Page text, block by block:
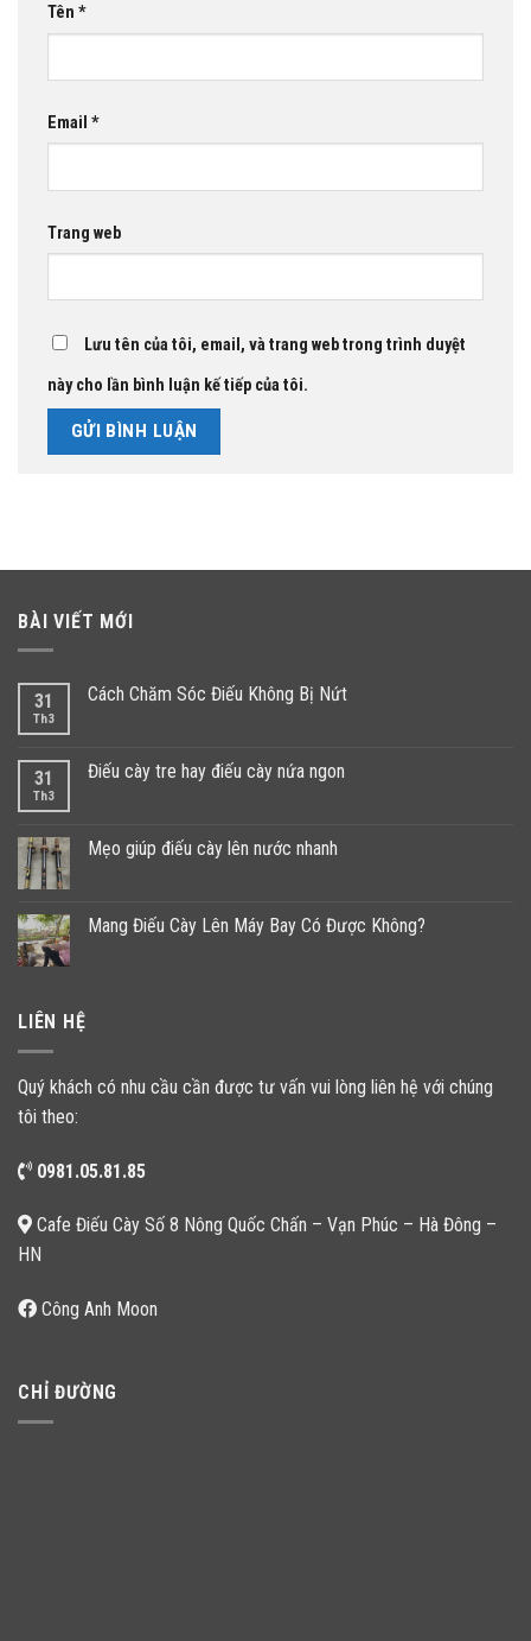
Tên *
Email *
Trang web
Lưu tên của tôi, email, và trang web trong trình duyệt
này cho lần bình luận kế tiếp của tôi.
BÀI VIẾT MỚI
31
Th3
Cách Chăm Sóc Điếu Không Bị Nứt
31
Th3
Điếu cày tre hay điếu cày nứa ngon
Mẹo giúp điếu cày lên nước nhanh
Mang Điếu Cày Lên Máy Bay Có Được Không?
LIÊN HỆ
Quý khách có nhu cầu cần được tư vấn vui lòng liên hệ với chúng
tôi theo:
0981.05.81.85
Cafe Điếu Cày Số 8 Nông Quốc Chấn – Vạn Phúc – Hà Đông –
HN
Công Anh Moon
CHỈ ĐƯỜNG